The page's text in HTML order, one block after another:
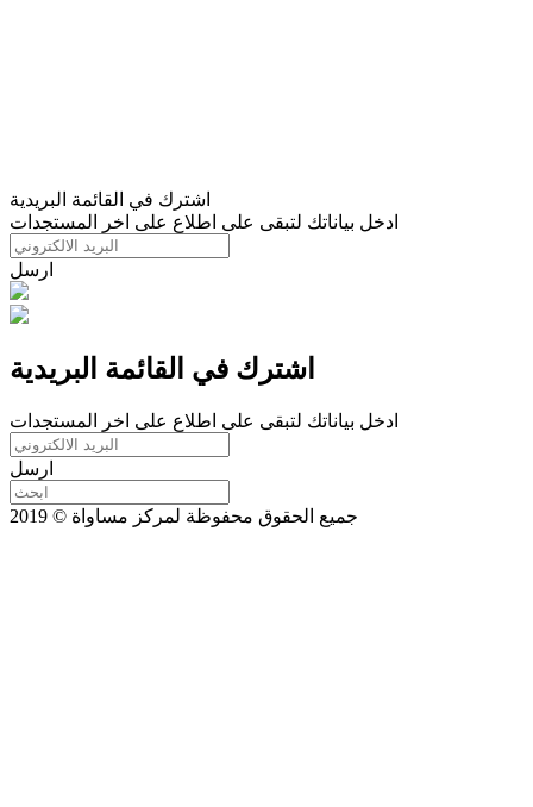
اشترك في القائمة البريدية
ادخل بياناتك لتبقى على اطلاع على اخر المستجدات
ارسل
اشترك في القائمة البريدية
ادخل بياناتك لتبقى على اطلاع على اخر المستجدات
ارسل
جميع الحقوق محفوظة لمركز مساواة © 2019